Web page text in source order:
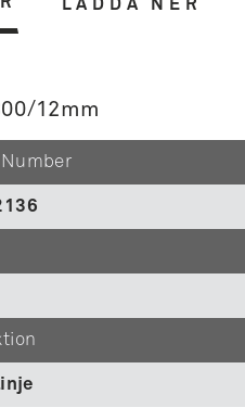
LADDA NER
12mm
Number